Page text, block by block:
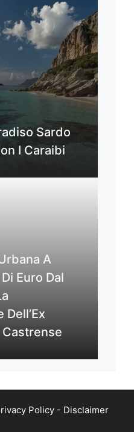
Sardo
I Caraibi
A
Euro Dal
Castrense
Policy - Disclaimer